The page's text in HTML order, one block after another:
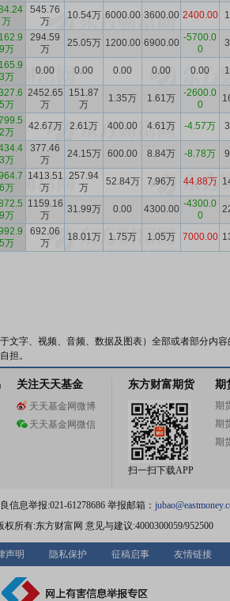
万
545.76
万
10.54万 6000.00 3600.00 2400.00
9万
294.59
万
25.05万 1200.00 6900.00 -5700.0
0
3万
0.00 0.00 0.00 0.00 0.00
5万
2452.65
万
151.87
万
1.35万 1.61万
-2600.0
0
2万
42.67万 2.61万 400.00 4.61万 -4.57万
3万
377.46
万
24.15万 600.00 8.84万 -8.78万
6万
1413.51
万
257.94
万
52.84万 7.96万 44.88万
9万
1159.16
万
31.99万 0.00 4300.00 -4300.0
0
5万
692.06
万
18.01万 1.75万 1.05万 7000.00
文字、视频、音频、数据及图表）全部或者部分内
担。
关注天天基金
天天基金网微博
天天基金网微信
东方财富期货
扫一扫下载APP
期
期
期
期
信息举报:021-61278686 举报邮箱：
权所有:东方财富网 意见与建议:4000300059/952500
声明 隐私保护 征稿启事 友情链接